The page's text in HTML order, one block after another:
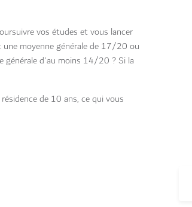
vos études et vous lancer
moyenne générale de 17/20 ou
générale d'au moins 14/20 ? Si la
de 10 ans, ce qui vous